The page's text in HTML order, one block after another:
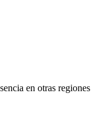
en otras